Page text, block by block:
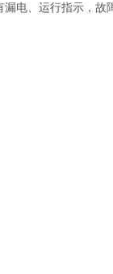
电、运行指示，故